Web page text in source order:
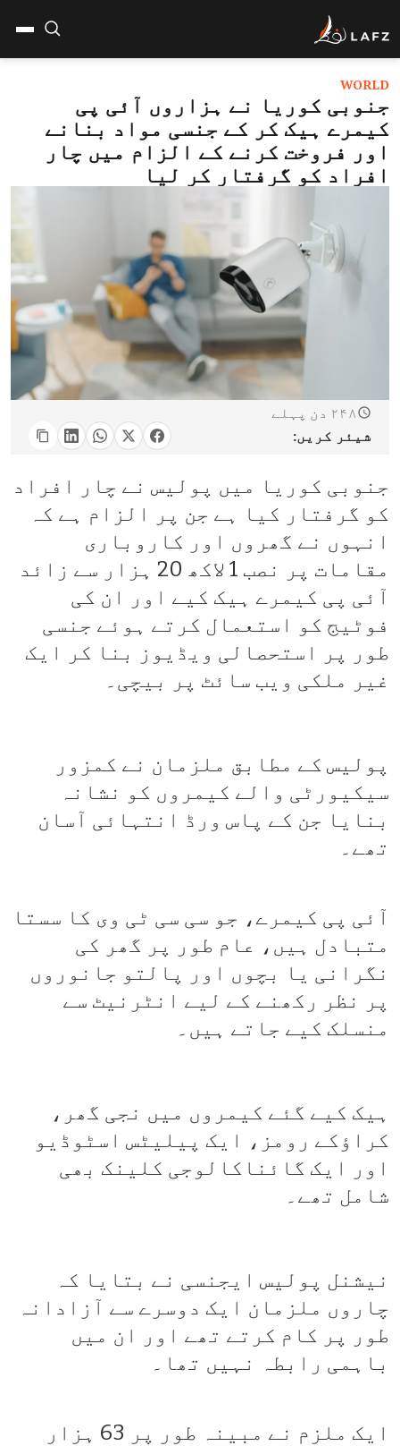
WORLD
جنوبی کوریا نے ہزاروں آئی پی
کیمرے ہیک کر کے جنسی مواد بنانے
اور فروخت کرنے کے الزام میں چار
افراد کو گرفتار کر لیا
۲۴۸ دن پہلے
شیئر کریں:
جنوبی کوریا میں پولیس نے چار افراد
کو گرفتار کیا ہے جن پر الزام ہے کہ
انہوں نے گھروں اور کاروباری
مقامات پر نصب 1 لاکھ 20 ہزار سے زائد
آئی پی کیمرے ہیک کیے اور ان کی
فوٹیج کو استعمال کرتے ہوئے جنسی
طور پر استحصالی ویڈیوز بنا کر ایک
غیر ملکی ویب سائٹ پر بیچی۔
پولیس کے مطابق ملزمان نے کمزور
سیکیورٹی والے کیمروں کو نشانہ
بنایا جن کے پاس ورڈ انتہائی آسان
تھے۔
آئی پی کیمرے، جو سی سی ٹی وی کا سستا
متبادل ہیں، عام طور پر گھر کی
نگرانی یا بچوں اور پالتو جانوروں
پر نظر رکھنے کے لیے انٹرنیٹ سے
منسلک کیے جاتے ہیں۔
ہیک کیے گئے کیمروں میں نجی گھر،
کراؤکے رومز، ایک پیلیٹس اسٹوڈیو
اور ایک گائناکالوجی کلینک بھی
شامل تھے۔
نیشنل پولیس ایجنسی نے بتایا کہ
چاروں ملزمان ایک دوسرے سے آزادانہ
طور پر کام کرتے تھے اور ان میں
باہمی رابطہ نہیں تھا۔
ایک ملزم نے مبینہ طور پر 63 ہزار